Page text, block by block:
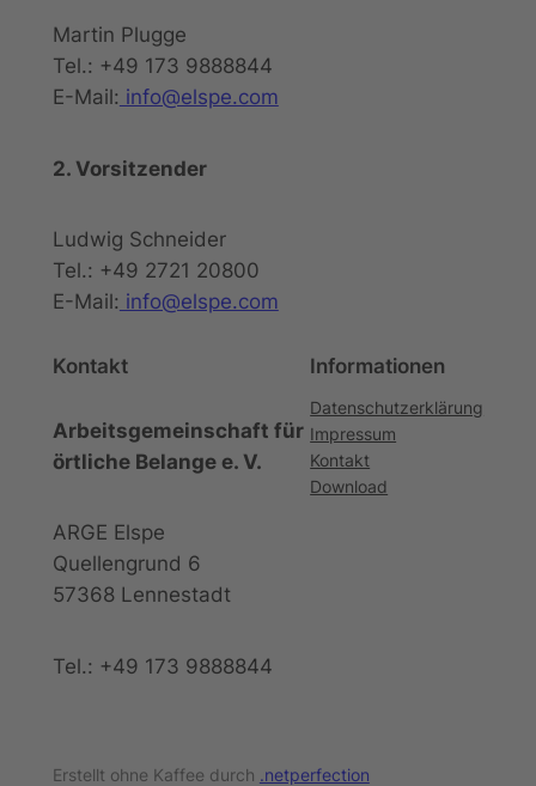
Martin Plugge
Tel.: +49 173 9888844
E-Mail: info@elspe.com
2. Vorsitzender
Ludwig Schneider
Tel.: +49 2721 20800
E-Mail: info@elspe.com
Kontakt
Arbeitsgemeinschaft für
örtliche Belange e. V.
ARGE Elspe
Quellengrund 6
57368 Lennestadt
Tel.: +49 173 9888844
Informationen
Datenschutzerklärung
Impressum
Kontakt
Download
Erstellt ohne Kaffee durch .netperfection